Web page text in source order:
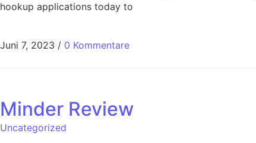
hookup applications today to
Juni 7, 2023 / 0 Kommentare
Minder Review
Uncategorized